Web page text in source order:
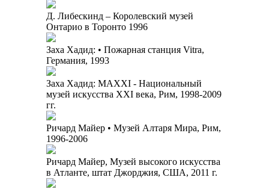
Д. Либескинд – Королевский музей
Онтарио в Торонто 1996
Заха Хадид: • Пожарная станция Vitra,
Германия, 1993
Заха Хадид: MAXXI - Национальный
музей искусства XXI века, Рим, 1998-2009
гг.
Ричард Майер • Музей Алтаря Мира, Рим,
1996-2006
Ричард Майер, Музей высокого искусства
в Атланте, штат Джорджия, США, 2011 г.